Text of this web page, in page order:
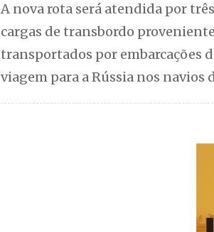
A nova rota será atendida por
cargas de transbordo
transportados por embarcações
viagem para a Rússia nos navios